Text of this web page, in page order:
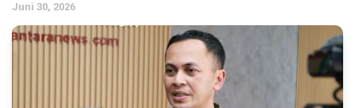
Juni 30, 2026